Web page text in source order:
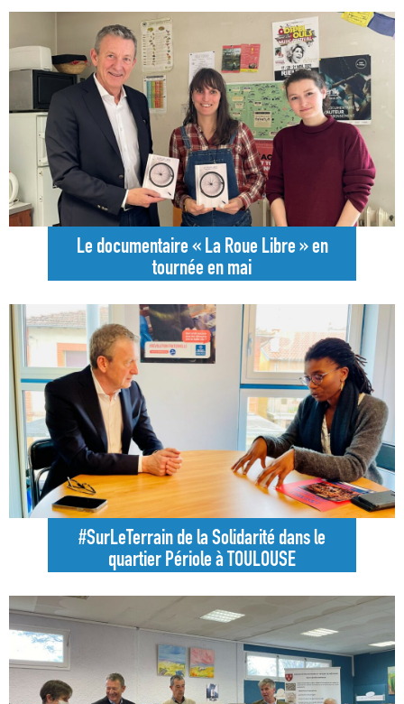
Le documentaire « La Roue Libre » en
tournée en mai
#SurLeTerrain de la Solidarité dans le
quartier Périole à TOULOUSE